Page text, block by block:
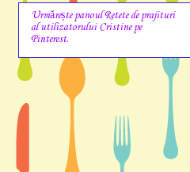
Urmărește panoul Retete de prajituri
al utilizatorului Cristine pe
Pinterest.